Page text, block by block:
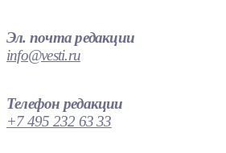
Эл. почта редакции
info@vesti.ru
Телефон редакции
+7 495 232 63 33